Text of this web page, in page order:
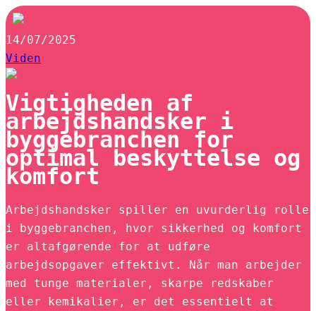
14/07/2025
Viden
Vigtigheden af
arbejdshandsker i
byggebranchen for
optimal beskyttelse og
komfort
Arbejdshandsker spiller en uvurderlig rolle
i byggebranchen, hvor sikkerhed og komfort
er altafgørende for at udføre
arbejdsopgaver effektivt. Når man arbejder
med tunge materialer, skarpe redskaber
eller kemikalier, er det essentielt at